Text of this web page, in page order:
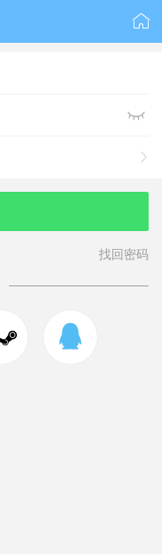



找回密码
